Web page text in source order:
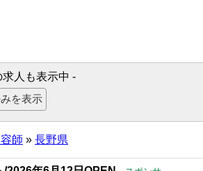
人も表示中 -
師 » 長野県